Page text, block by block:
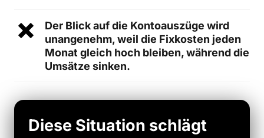
Der Blick auf die Kontoauszüge wird
unangenehm, weil die Fixkosten jeden
Monat gleich hoch bleiben, während die
Umsätze sinken.
Diese Situation schlägt